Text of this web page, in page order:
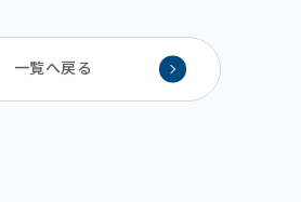
一覧へ戻る